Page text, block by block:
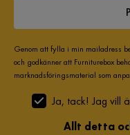
Genom att fylla i min mailadress
och godkänner att Furniturebox
marknadsföringsmaterial som
Ja, tack! Jag vill
Allt detta